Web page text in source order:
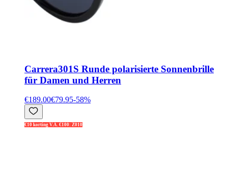
Carrera301S Runde polarisierte Sonnenbrille
für Damen und Herren
€189.00€79.95-58%
€10 korting V.A. €100: Z010